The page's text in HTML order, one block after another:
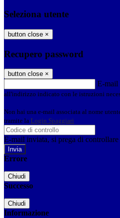
Seleziona utente
button close ×
Recupero password
button close ×
E-mail
all'indirizzo indicato con le istruzioni
Non hai una e-mail associata al nome
tramite la Login Spaggiari
E-mail inviata, si prega di
Errore
Chiudi
Successo
Chiudi
Informazione